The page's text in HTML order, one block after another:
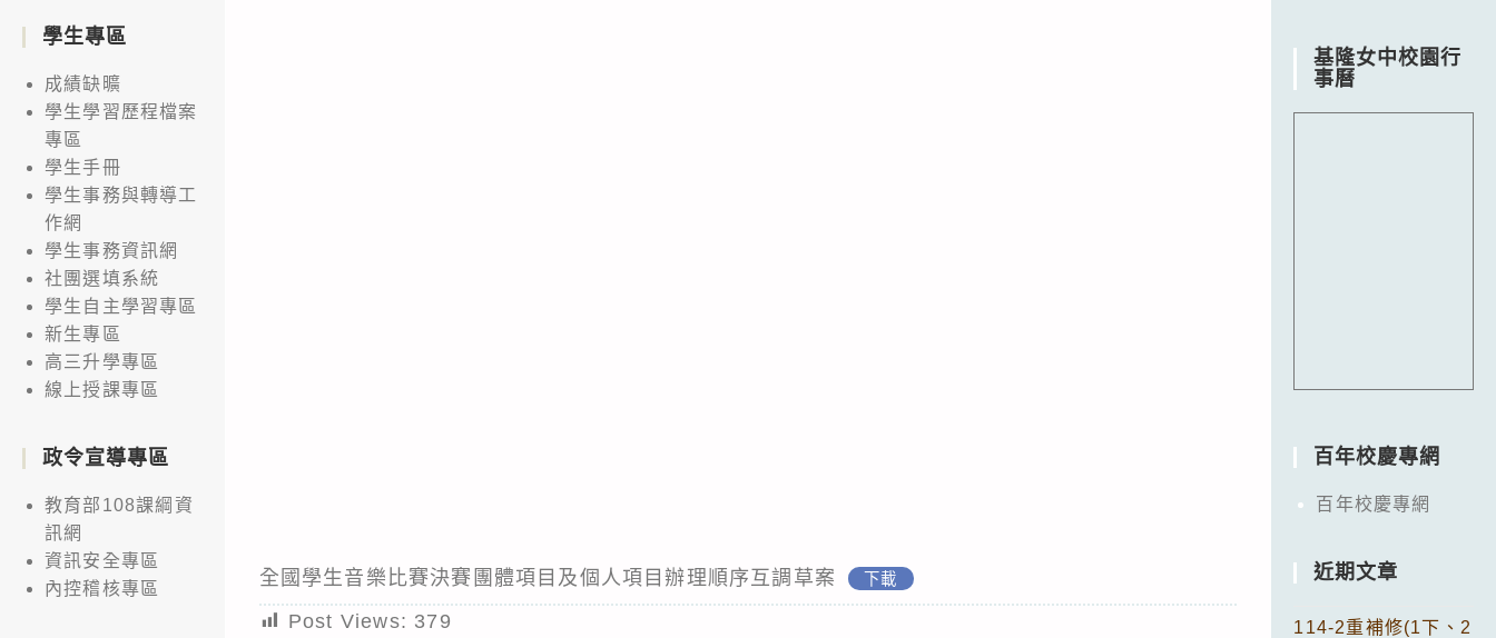
全國學生音樂比賽決賽團體項目及個人項目辦理順序互調草案 下載
Post Views: 379
學生專區
成績缺曠
學生學習歷程檔案
專區
學生手冊
學生事務與轉導工
作網
學生事務資訊網
社團選填系統
學生自主學習專區
新生專區
高三升學專區
線上授課專區
政令宣導專區
教育部108課綱資
訊網
資訊安全專區
內控稽核專區
基隆女中校園行
事曆
百年校慶專網
百年校慶專網
近期文章
114-2重補修(1下、2